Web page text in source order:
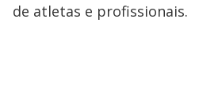
de atletas e profissionais.